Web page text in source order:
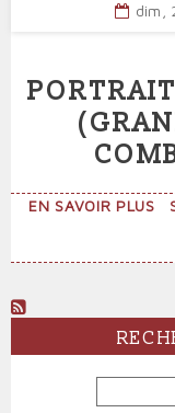
dim,
EN SAVOIR PLUS
:
LE